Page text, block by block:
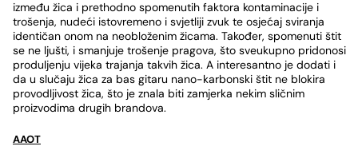
između žica i prethodno spomenutih faktora kontaminacije i
trošenja, nudeći istovremeno i svjetliji zvuk te osjećaj sviranja
identičan onom na neobloženim žicama. Također, spomenuti štit
se ne ljušti, i smanjuje trošenje pragova, što sveukupno pridonosi
produljenju vijeka trajanja takvih žica. A interesantno je dodati i
da u slučaju žica za bas gitaru nano-karbonski štit ne blokira
provodljivost žica, što je znala biti zamjerka nekim sličnim
proizvodima drugih brandova.
AAOT